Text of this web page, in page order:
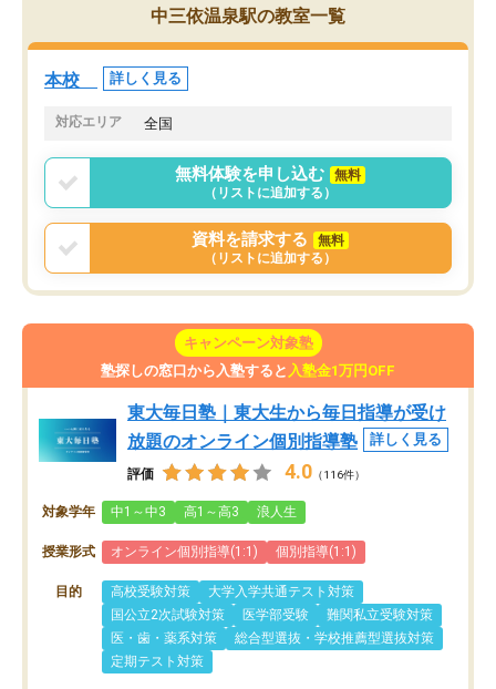
になった現在も大学受験
して利用しており、自信
すめできる塾です。
中三依温泉駅の教室一覧
本校 詳しく見る
対応エリア 全国
無料体験を申し込む
無料
（リストに追加する）
資料を請求する
無料
（リストに追加する）
キャンペーン対象塾
塾探しの窓口から入塾すると 入塾金1万円OFF
東大毎日塾｜東大生から毎日指導が受け
放題のオンライン個別指導塾
詳しく見る
評価 4.0 （116件）
対象学年 中1～中3 高1～高3 浪人生
授業形式 オンライン個別指導(1:1) 個別指導(1:1)
目的 高校受験対策
大学入学共通テスト対策
国公立2次試験対策
医学部受験
難関私立受験対策
医・歯・薬系対策
総合型選抜・学校推薦型選抜対策
定期テスト対策